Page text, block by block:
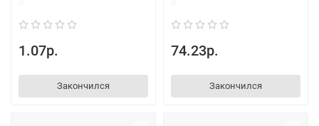
1.07р.
Закончился
74.23р.
Закончился